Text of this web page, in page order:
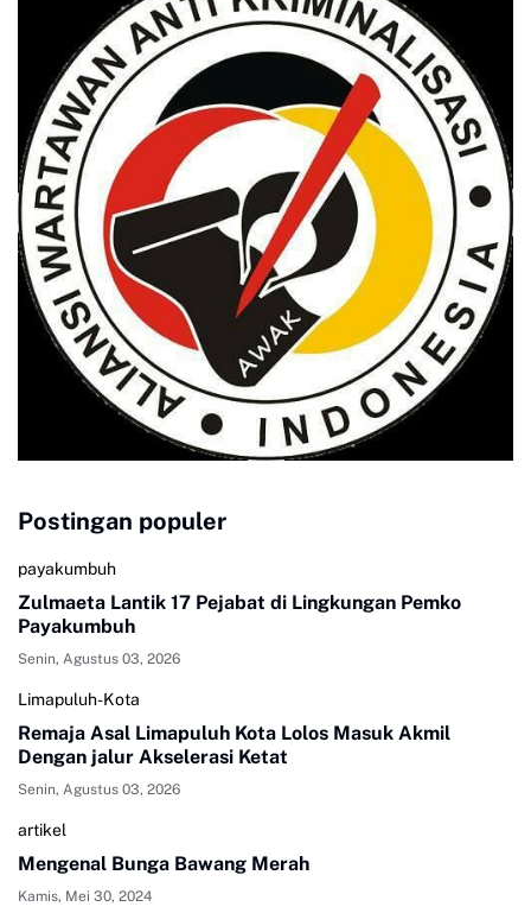
Postingan populer
payakumbuh
Zulmaeta Lantik 17 Pejabat di Lingkungan Pemko
Payakumbuh
Senin, Agustus 03, 2026
Limapuluh-Kota
Remaja Asal Limapuluh Kota Lolos Masuk Akmil
Dengan jalur Akselerasi Ketat
Senin, Agustus 03, 2026
artikel
Mengenal Bunga Bawang Merah
Kamis, Mei 30, 2024